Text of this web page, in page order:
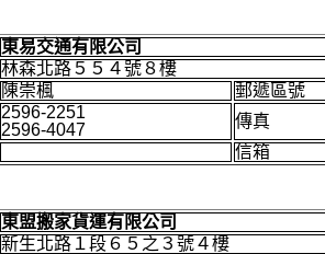
東易交通有限公司
林森北路５５４號８樓
陳崇楓
郵遞區號
2596-2251
2596-4047
傳真
信箱
東盟搬家貨運有限公司
新生北路１段６５之３號４樓